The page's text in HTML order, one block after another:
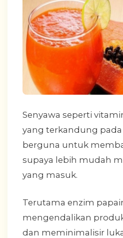
Senyawa seperti
yang terkandung pada
berguna untuk
supaya lebih mudah
yang masuk.
Terutama enzim
mengendalikan
dan meminimalisir